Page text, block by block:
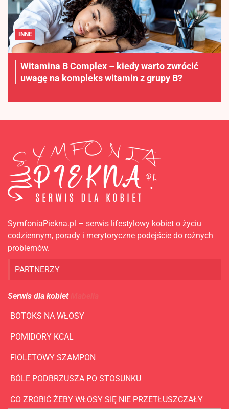
INNE
Witamina B Complex – kiedy warto zwrócić
uwagę na kompleks witamin z grupy B?
SymfoniaPiekna.pl – serwis lifestylowy kobiet o życiu
codziennym, porady i merytoryczne podejście do rożnych
problemów.
PARTNERZY
Serwis dla kobiet
BOTOKS NA WŁOSY
POMIDORY KCAL
FIOLETOWY SZAMPON
BÓLE PODBRZUSZA PO STOSUNKU
CO ZROBIĆ ŻEBY WŁOSY SIĘ NIE PRZETŁUSZCZAŁY